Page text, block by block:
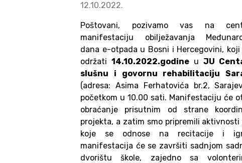
12.10.2022.
Poštovani, pozivamo vas na
manifestaciju obilježavanja
dana e-otpada u Bosni i Hercegovini, koji
održati14.10.2022.godine uJU
slušnu i govornu rehabilitaciju
(adresa: Asima Ferhatovića br.2,
početkom u 10.00 sati. Manifestaciju će
obraćanje prisutnim od strane
projekta, a zatim smo pripremili aktivnosti
koje se odnose na recitacije i
manifestacija će se završiti sadnjom
dvorištu škole, zajedno sa